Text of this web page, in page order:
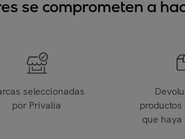
se comprometen a
seleccionadas
por Privalia
productos
que haya